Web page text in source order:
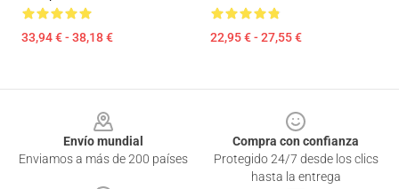
33,94 € - 38,18 € 22,95 € - 27,55 €
Envío mundial
Enviamos a más de 200 países
Compra con confianza
Protegido 24/7 desde los clics
hasta la entrega